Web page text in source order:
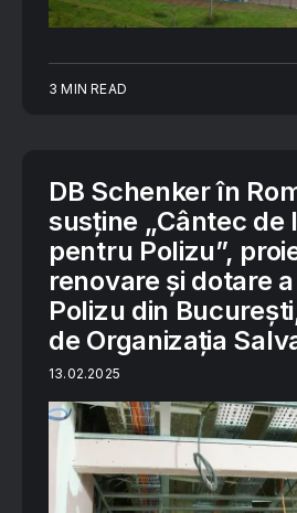
3 MIN READ
DB Schenker în
susține „Cântec de
pentru Polizu”,
renovare și dotare
Polizu din
de Organizația
13.02.2025